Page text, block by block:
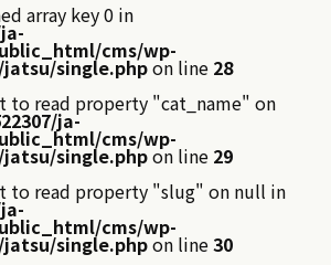
array key 0 in
cms/wp-
single.phpon line 28
to read property "cat_name" on
ja-
cms/wp-
single.phpon line 29
to read property "slug" on null in
cms/wp-
single.phpon line30